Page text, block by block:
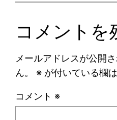
コメントを
メールアドレスが公開
ん。
※ が付いている欄
コメント ※